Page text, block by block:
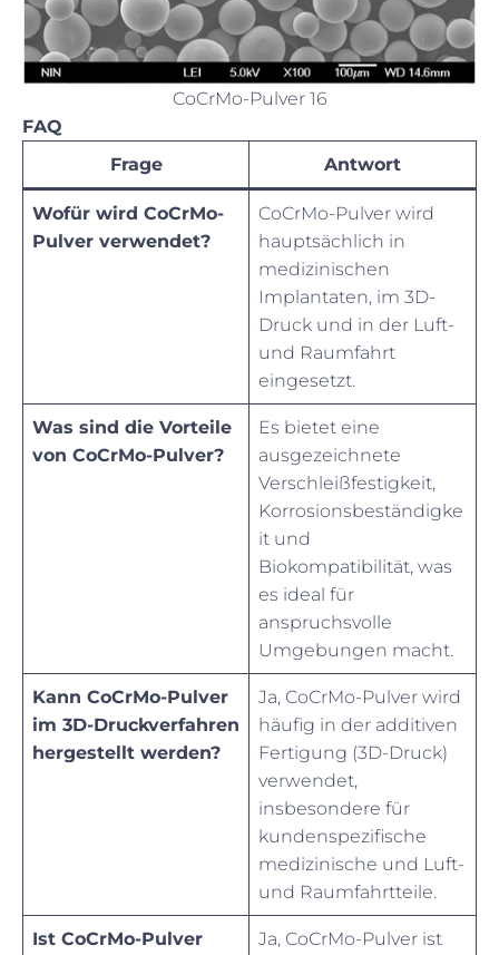
CoCrMo-Pulver 16
FAQ
Frage
Antwort
Wofür wird CoCrMo-
Pulver verwendet?
CoCrMo-Pulver wird
hauptsächlich in
medizinischen
Implantaten, im 3D-
Druck und in der Luft-
und Raumfahrt
eingesetzt.
Was sind die Vorteile
von CoCrMo-Pulver?
Es bietet eine
ausgezeichnete
Verschleißfestigkeit,
Korrosionsbeständigke
it und
Biokompatibilität, was
es ideal für
anspruchsvolle
Umgebungen macht.
Kann CoCrMo-Pulver
im 3D-Druckverfahren
hergestellt werden?
Ja, CoCrMo-Pulver wird
häufig in der additiven
Fertigung (3D-Druck)
verwendet,
insbesondere für
kundenspezifische
medizinische und Luft-
und Raumfahrtteile.
Ist CoCrMo-Pulver
Ja, CoCrMo-Pulver ist